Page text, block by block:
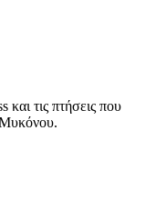
τις πτήσεις που
Μυκόνου.